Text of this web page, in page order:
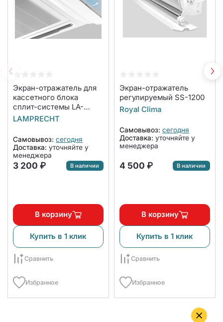
Экран-отражатель для
кассетного блока
сплит-системы LA-
NW600-CA
LAMPRECHT
Самовывоз: сегодня
Доставка: уточняйте у
менеджера
3 200 ₽ В наличии
В корзину
Купить в 1 клик
Сравнить
Избранное
Экран-отражатель
регулируемый SS-1200
Royal Clima
Самовывоз: сегодня
Доставка: уточняйте у
менеджера
4 500 ₽ В наличии
В корзину
Купить в 1 клик
Сравнить
Избранное